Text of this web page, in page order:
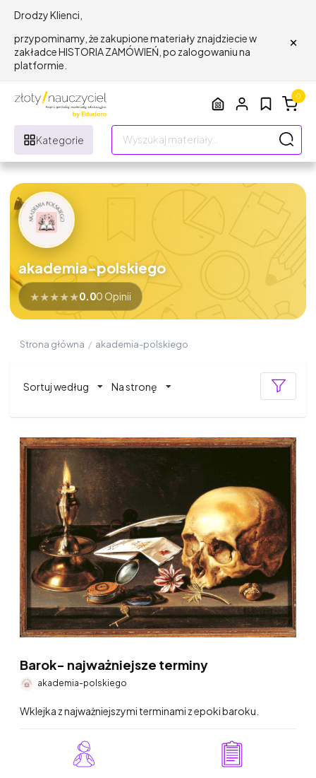
Drodzy Klienci,
przypominamy, że zakupione materiały znajdziecie w
zakładce HISTORIA ZAMÓWIEŃ, po zalogowaniu na
platformie.
×
Kategorie
0
akademia-polskiego
★★★★★0.00 Opinii
Strona główna / akademia-polskiego
Sortuj według Na stronę
Barok- najważniejsze terminy
akademia-polskiego
Wklejka z najważniejszymi terminami z epoki baroku.